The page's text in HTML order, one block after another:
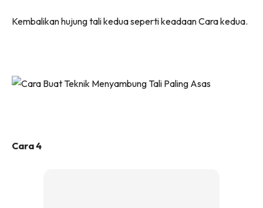
Kembalikan hujung tali kedua seperti keadaan Cara kedua.
Cara 4